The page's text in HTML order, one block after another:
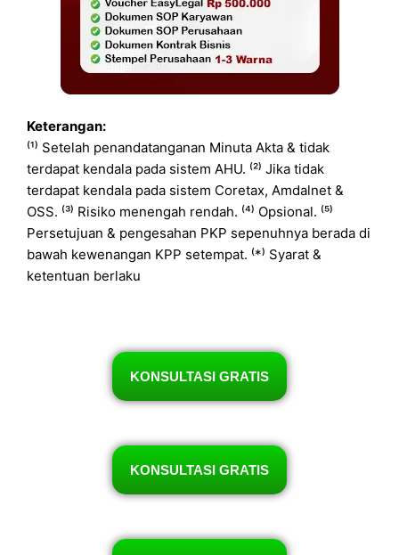
Keterangan:
⁽¹⁾ Setelah penandatanganan Minuta Akta & tidak
terdapat kendala pada sistem AHU. ⁽²⁾ Jika tidak
terdapat kendala pada sistem Coretax, Amdalnet &
OSS. ⁽³⁾ Risiko menengah rendah. ⁽⁴⁾ Opsional. ⁽⁵⁾
Persetujuan & pengesahan PKP sepenuhnya berada di
bawah kewenangan KPP setempat. ⁽*⁾ Syarat &
ketentuan berlaku
KONSULTASI GRATIS
KONSULTASI GRATIS